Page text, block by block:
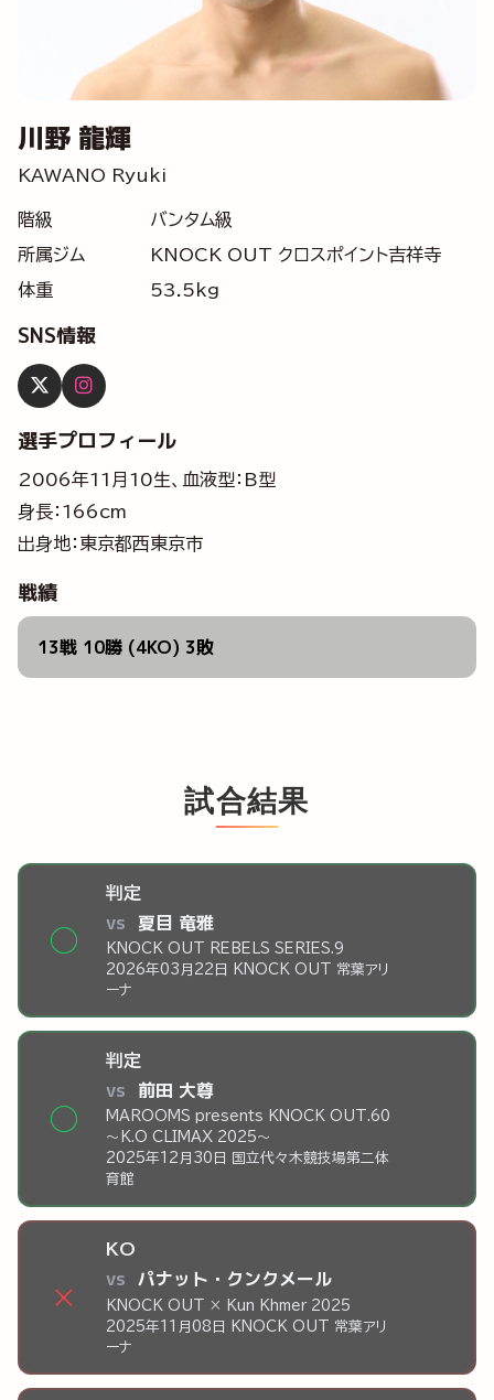
川野 龍輝
KAWANO Ryuki
階級
バンタム級
所属ジム
KNOCK OUT クロスポイント吉祥寺
体重
53.5kg
SNS情報
選手プロフィール
2006年11月10生、血液型：B型
身長：166cm
出身地：東京都西東京市
戦績
13戦 10勝 (4KO) 3敗
試合結果
◯
判定
vs 夏目 竜雅
KNOCK OUT REBELS SERIES.9
2026年03月22日 KNOCK OUT 常葉アリ
ーナ
◯
判定
vs 前田 大尊
MAROOMS presents KNOCK OUT.60
～K.O CLIMAX 2025～
2025年12月30日 国立代々木競技場第二体
育館
×
KO
vs パナット・クンクメール
KNOCK OUT × Kun Khmer 2025
2025年11月08日 KNOCK OUT 常葉アリ
ーナ